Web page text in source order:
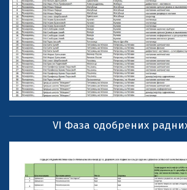
VI Фаза одобрених